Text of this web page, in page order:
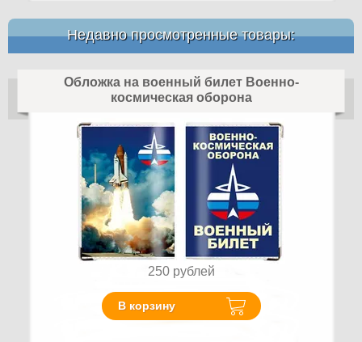
Недавно просмотренные товары:
Обложка на военный билет Военно-
космическая оборона
250 рублей
В корзину